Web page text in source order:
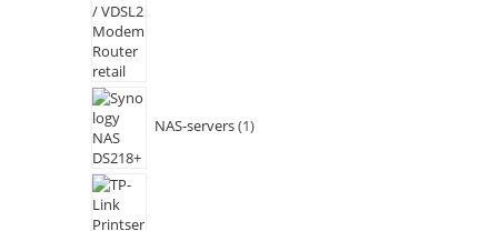
NAS-servers 1